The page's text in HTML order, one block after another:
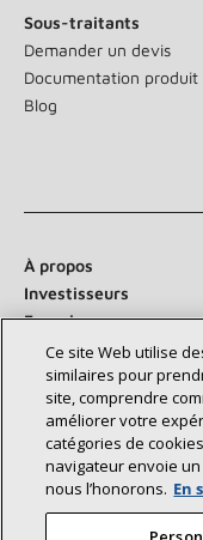
Sous-traitants
Demander un devis
Documentation produit
Blog
À propos
Investisseurs
Fournisseurs
Salle de presse
Communiquez avec
Ce site Web utilise
similaires pour
site, comprendre
améliorer votre
catégories de
navigateur envoie
nous l’honorons. En